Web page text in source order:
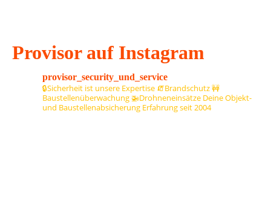
Provisor auf Instagram
provisor_security_und_service
🔒Sicherheit ist unsere Expertise 🧯Brandschutz🚧
Baustellenüberwachung🚁Drohneneinsätze Deine Objekt-
und Baustellenabsicherung Erfahrung seit 2004